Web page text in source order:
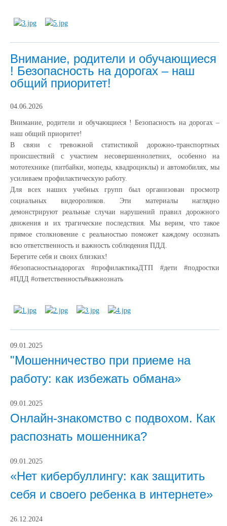
Внимание, родители и обучающиеся
! Безопасность на дорогах – наш
общий приоритет!
04.06.2026
Внимание, родители и обучающиеся ! Безопасность на дорогах –
наш общий приоритет!
В связи с тревожной статистикой дорожно-транспортных
происшествий с участием несовершеннолетних, особенно на
мототехнике (питбайки, мопеды, квадроциклы) и автомобилях, мы
усиливаем профилактическую работу.
Для всех наших учебных групп был организован просмотр
социальных видеороликов. Эти материалы наглядно
демонстрируют реальные случаи нарушений правил дорожного
движения и их трагические последствия. Мы верим, что такое
прямое столкновение с реальностью поможет каждому осознать
всю ответственность и важность соблюдения ПДД.
Берегите себя и своих близких!
#безопасностьнадорогах #профилактикаДТП #дети #подростки
#ПДД #ответственность#важнознать
09.01.2025
"Мошенничество при приеме на
работу: как избежать обмана»
09.01.2025
Онлайн-знакомство с подвохом. Как
распознать мошенника?
09.01.2025
«Нет кибербуллингу: как защитить
себя и своего ребенка в интернете»
26.12.2024